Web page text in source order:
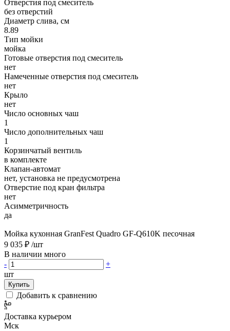
Отверстия под смеситель
без отверстий
Диаметр слива, см
8.89
Тип мойки
мойка
Готовые отверстия под смеситель
нет
Намеченные отверстия под смеситель
нет
Крыло
нет
Число основных чаш
1
Число дополнительных чаш
1
Корзинчатый вентиль
в комплекте
Клапан-автомат
нет, установка не предусмотрена
Отверстие под кран фильтра
нет
Асимметричность
да
Мойка кухонная GranFest Quadro GF-Q610K песочная
9 035 ₽ /шт
В наличии много
-
+
шт
Купить
Добавить к сравнению
Доставка курьером
Мск